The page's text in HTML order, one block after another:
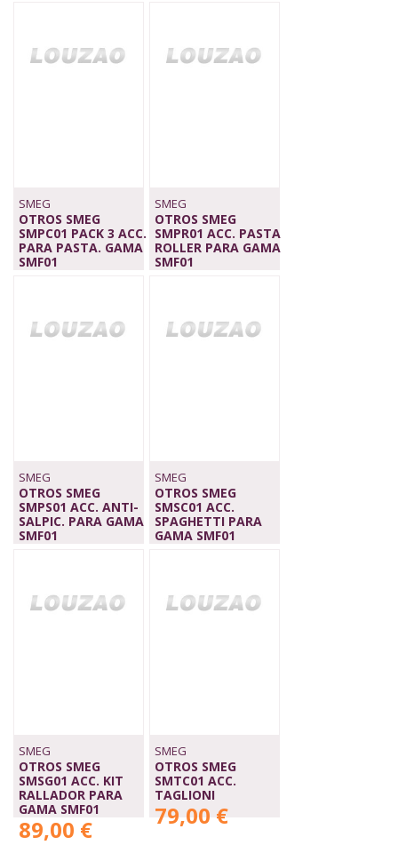
SMEG
OTROS SMEG
SMPC01 PACK 3 ACC.
PARA PASTA. GAMA
SMF01
SMEG
OTROS SMEG
SMPR01 ACC. PASTA
ROLLER PARA GAMA
SMF01
SMEG
OTROS SMEG
SMPS01 ACC. ANTI-
SALPIC. PARA GAMA
SMF01
SMEG
OTROS SMEG
SMSC01 ACC.
SPAGHETTI PARA
GAMA SMF01
SMEG
OTROS SMEG
SMSG01 ACC. KIT
RALLADOR PARA
GAMA SMF01
89,00 €
SMEG
OTROS SMEG
SMTC01 ACC.
TAGLIONI
79,00 €